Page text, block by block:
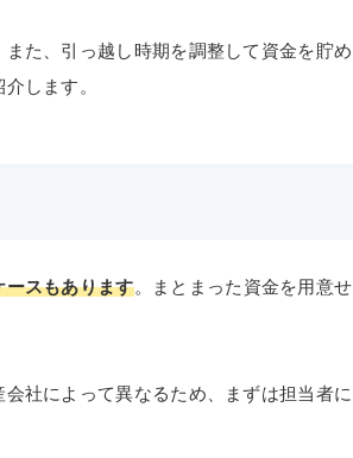
た、引っ越し時期を調整して資金を貯め
します。
ースもあります。まとまった資金を用意せ
社によって異なるため、まずは担当者に